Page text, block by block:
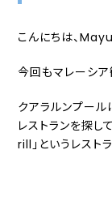
こんにちは、
今回もマレーシア
クアラルンプー
レストランを探し
rill」というレスト